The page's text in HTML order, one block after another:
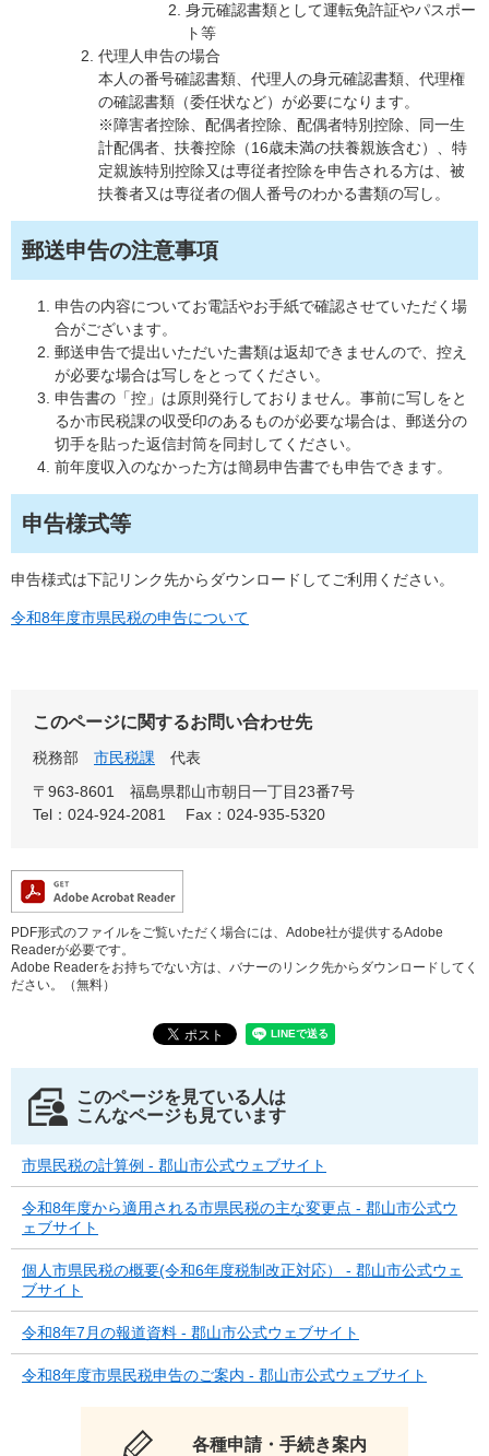
身元確認書類として運転免許証やパスポー
ト等
代理人申告の場合
本人の番号確認書類、代理人の身元確認書類、代理権
の確認書類（委任状など）が必要になります。
※障害者控除、配偶者控除、配偶者特別控除、同一生
計配偶者、扶養控除（16歳未満の扶養親族含む）、特
定親族特別控除又は専従者控除を申告される方は、被
扶養者又は専従者の個人番号のわかる書類の写し。
郵送申告の注意事項
申告の内容についてお電話やお手紙で確認させていただく場
合がございます。
郵送申告で提出いただいた書類は返却できませんので、控え
が必要な場合は写しをとってください。
申告書の「控」は原則発行しておりません。事前に写しをと
るか市民税課の収受印のあるものが必要な場合は、郵送分の
切手を貼った返信封筒を同封してください。
前年度収入のなかった方は簡易申告書でも申告できます。
申告様式等
申告様式は下記リンク先からダウンロードしてご利用ください。
令和8年度市県民税の申告について
このページに関するお問い合わせ先
税務部 市民税課
代表
〒963-8601 福島県郡山市朝日一丁目23番7号
Tel：024-924-2081
Fax：024-935-5320
PDF形式のファイルをご覧いただく場合には、Adobe社が提供するAdobe
Readerが必要です。
Adobe Readerをお持ちでない方は、バナーのリンク先からダウンロードしてく
ださい。（無料）
このページを見ている人は
こんなページも見ています
市県民税の計算例 - 郡山市公式ウェブサイト
令和8年度から適用される市県民税の主な変更点 - 郡山市公式ウ
ェブサイト
個人市県民税の概要(令和6年度税制改正対応） - 郡山市公式ウェ
ブサイト
令和8年7月の報道資料 - 郡山市公式ウェブサイト
令和8年度市県民税申告のご案内 - 郡山市公式ウェブサイト
各種申請・手続き案内